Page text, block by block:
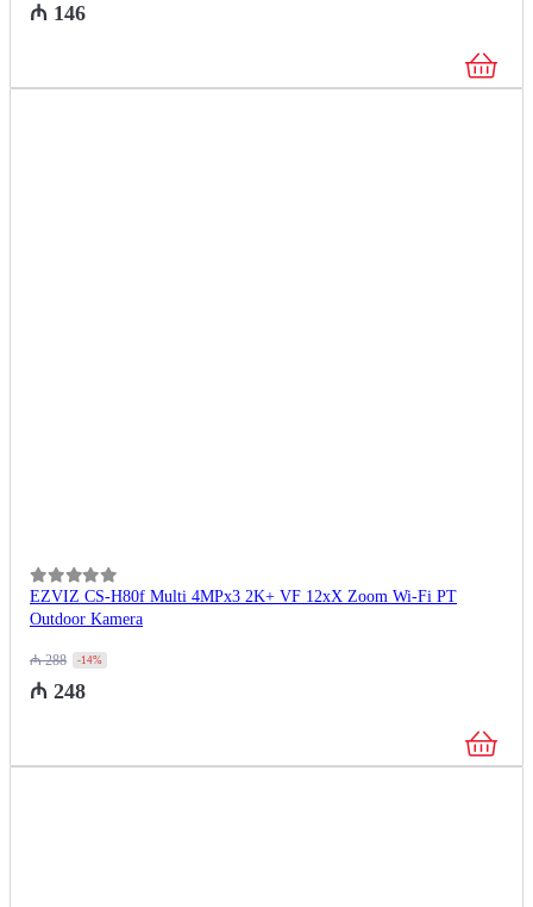
₼ 146
0из 5
EZVIZ CS-H80f Multi 4MPx3 2K+ VF 12xX Zoom Wi-Fi PT
Outdoor Kamera
₼288 -14%
₼ 248